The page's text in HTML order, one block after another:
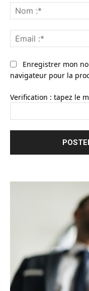
Enregistrer mon
navigateur pour la
Verification : tapez le